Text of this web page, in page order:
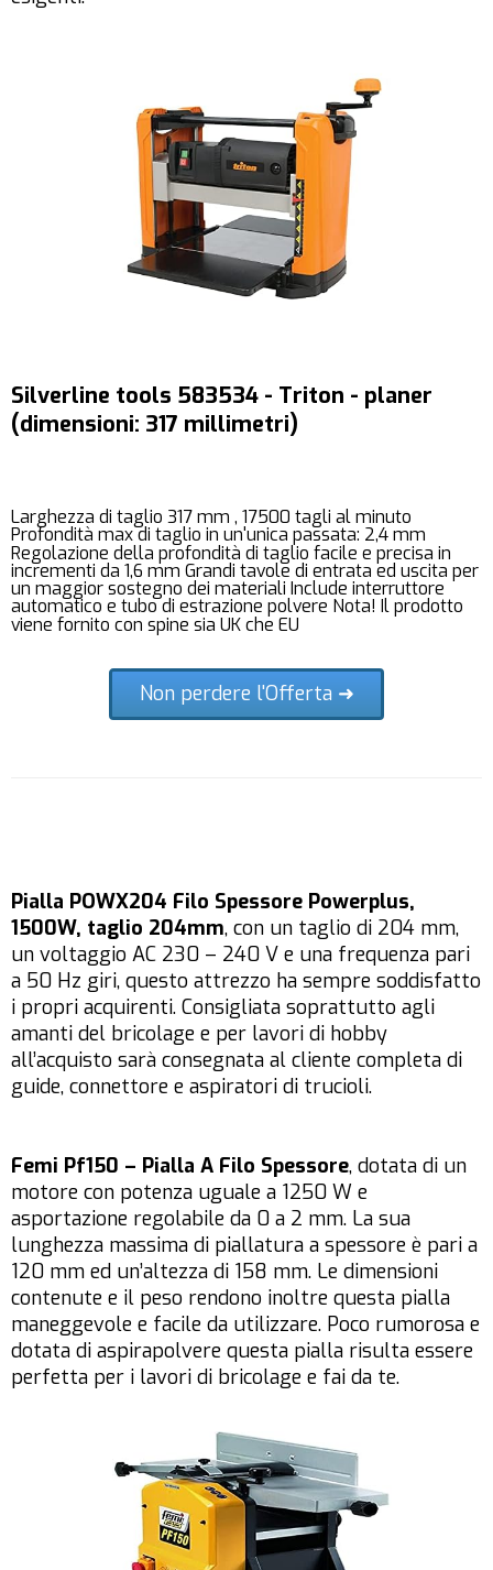
Silverline tools 583534 - Triton - planer
(dimensioni: 317 millimetri)
Larghezza di taglio 317 mm , 17500 tagli al minuto
Profondità max di taglio in un'unica passata: 2,4 mm
Regolazione della profondità di taglio facile e precisa in
incrementi da 1,6 mm Grandi tavole di entrata ed uscita per
un maggior sostegno dei materiali Include interruttore
automatico e tubo di estrazione polvere Nota! Il prodotto
viene fornito con spine sia UK che EU
Non perdere l'Offerta ➜
Pialla POWX204 Filo Spessore Powerplus,
1500W, taglio 204mm, con un taglio di 204 mm,
un voltaggio AC 230 – 240 V e una frequenza pari
a 50 Hz giri, questo attrezzo ha sempre soddisfatto
i propri acquirenti. Consigliata soprattutto agli
amanti del bricolage e per lavori di hobby
all’acquisto sarà consegnata al cliente completa di
guide, connettore e aspiratori di trucioli.
Femi Pf150 – Pialla A Filo Spessore, dotata di un
motore con potenza uguale a 1250 W e
asportazione regolabile da 0 a 2 mm. La sua
lunghezza massima di piallatura a spessore è pari a
120 mm ed un’altezza di 158 mm. Le dimensioni
contenute e il peso rendono inoltre questa pialla
maneggevole e facile da utilizzare. Poco rumorosa e
dotata di aspirapolvere questa pialla risulta essere
perfetta per i lavori di bricolage e fai da te.